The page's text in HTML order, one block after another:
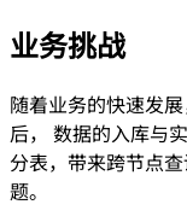
业务挑战
随着业务的快速发
后， 数据的入库与
分表，带来跨节点
题。